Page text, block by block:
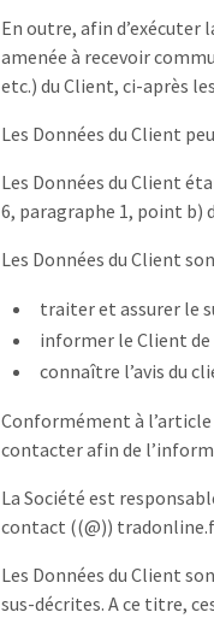
En outre, afin d’exécuter
amenée à recevoir
etc.) du Client, ci-après
Les Données du Client
Les Données du Client
6, paragraphe 1, point b)
Les Données du Client
traiter et assurer le
informer le Client de
connaître l’avis du
Conformément à l’article
contacter afin de
La Société est
contact ((@)) tradonline.fr
Les Données du Client
sus-décrites. A ce titre,